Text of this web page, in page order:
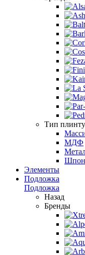
Тип
МДФ
Шпон
Элементы
Подложка
Подложка
Назад
Бренды